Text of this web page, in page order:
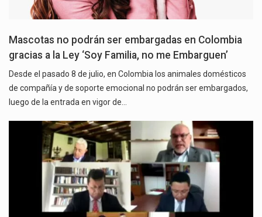
Mascotas no podrán ser embargadas en Colombia
gracias a la Ley ‘Soy Familia, no me Embarguen’
Desde el pasado 8 de julio, en Colombia los animales domésticos
de compañía y de soporte emocional no podrán ser embargados,
luego de la entrada en vigor de…